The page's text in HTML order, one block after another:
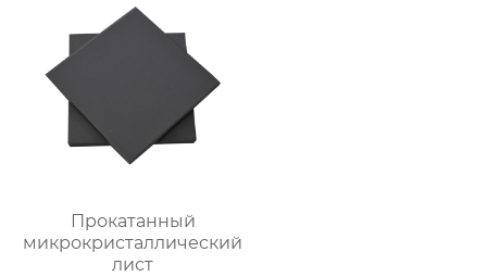
Прокатанный
микрокристаллический
лист